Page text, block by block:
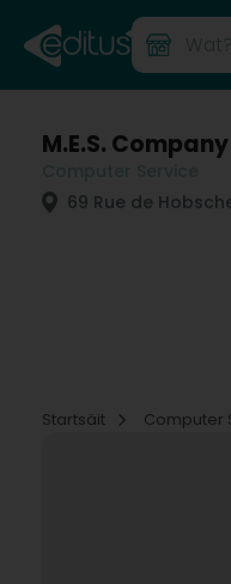
M.E.S.
69 Rue de
Startsäit
Computer